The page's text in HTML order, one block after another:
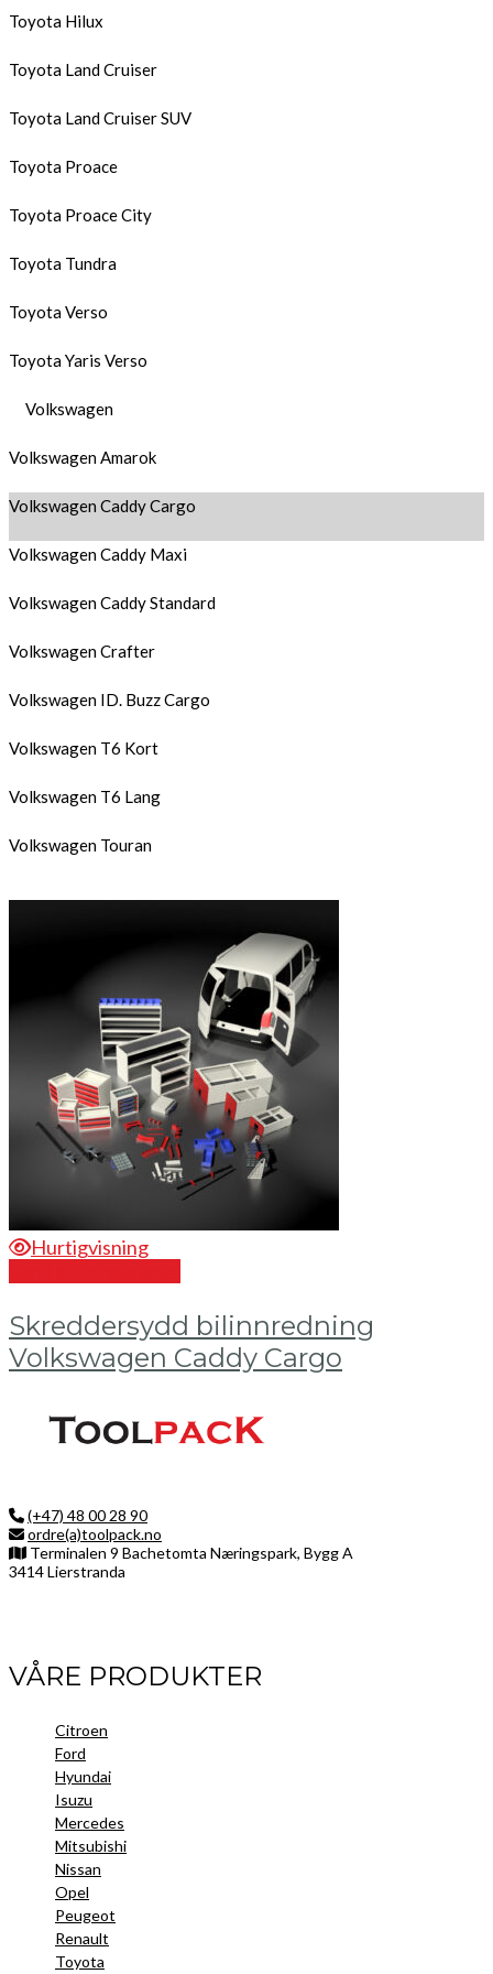
Toyota Hilux
Toyota Land Cruiser
Toyota Land Cruiser SUV
Toyota Proace
Toyota Proace City
Toyota Tundra
Toyota Verso
Toyota Yaris Verso
Volkswagen
Volkswagen Amarok
Volkswagen Caddy Cargo
Volkswagen Caddy Maxi
Volkswagen Caddy Standard
Volkswagen Crafter
Volkswagen ID. Buzz Cargo
Volkswagen T6 Kort
Volkswagen T6 Lang
Volkswagen Touran
Hurtigvisning
Skreddersydd bilinnredning
Volkswagen Caddy Cargo
(+47) 48 00 28 90
ordre(a)toolpack.no
Terminalen 9 Bachetomta Næringspark, Bygg A
3414 Lierstranda
VÅRE PRODUKTER
Citroen
Ford
Hyundai
Isuzu
Mercedes
Mitsubishi
Nissan
Opel
Peugeot
Renault
Toyota